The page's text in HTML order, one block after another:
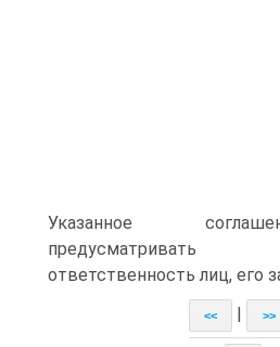
Указанное
ответственность лиц, его
<< >>